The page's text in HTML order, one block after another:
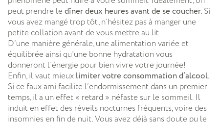
peut prendre le dîner deux heures avant de se coucher. Si
vous avez mangé trop tôt, n’hésitez pas à manger une
petite collation avant de vous mettre au lit.
D’une manière générale, une alimentation variée et
équilibrée ainsi qu’une bonne hydratation vous
donneront l’énergie pour bien vivre votre journée!
Enfin, il vaut mieux limiter votre consommation d’alcool.
Si ce faux ami facilite l’endormissement dans un premier
temps, il a un effet « retard » néfaste sur le sommeil. Il
induit en effet des réveils nocturnes fréquents, voire des
insomnies en fin de nuit. Vous avez déjà sans doute pu le